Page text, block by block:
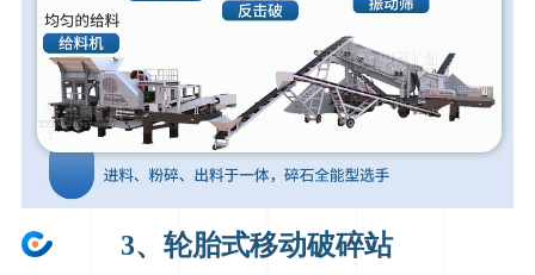
3、轮胎式移动破碎站